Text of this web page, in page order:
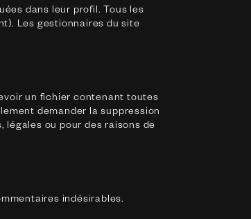
dans leur profil. Tous les
Les gestionnaires du site
un fichier contenant toutes
demander la suppression
légales ou pour des raisons de
indésirables.